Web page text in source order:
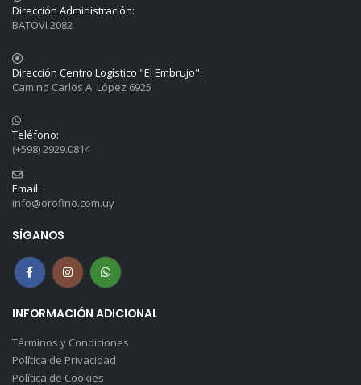
Dirección Administración:
BATOVI 2082
Dirección Centro Logístico "El Embrujo":
Camino Carlos A. López 6925
Teléfono:
(+598) 2929.0814
Email:
info@orofino.com.uy
SÍGANOS
INFORMACIÓN ADICIONAL
Términos y Condiciones
Política de Privacidad
Política de Cookies